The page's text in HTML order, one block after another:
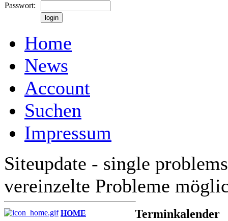
Passwort:
Home
News
Account
Suchen
Impressum
Siteupdate - single
vereinzelte Probleme
HOME Terminkalender